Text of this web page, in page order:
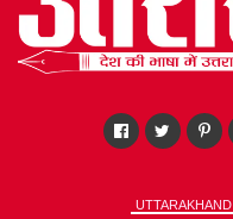
UTTARAKHAND